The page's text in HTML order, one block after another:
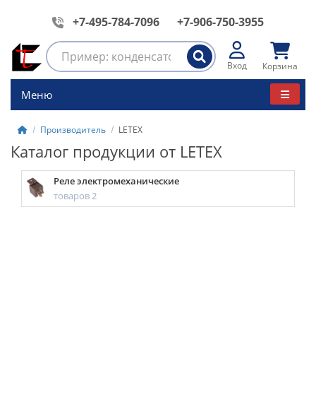
+7-495-784-7096 +7-906-750-3955
Вход Корзина
Меню
Производитель LETEX
Каталог продукции от LETEX
Реле электромеханические
товаров 2